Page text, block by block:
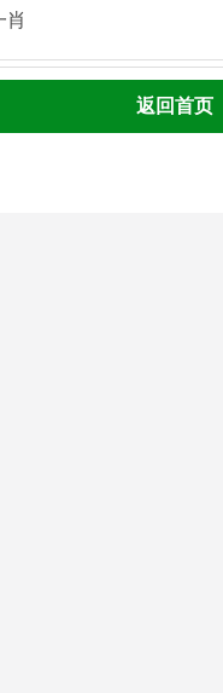
肖
返回首页